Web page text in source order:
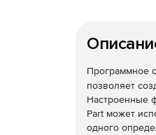
Программное
позволяет
Настроенные
Part может
одного